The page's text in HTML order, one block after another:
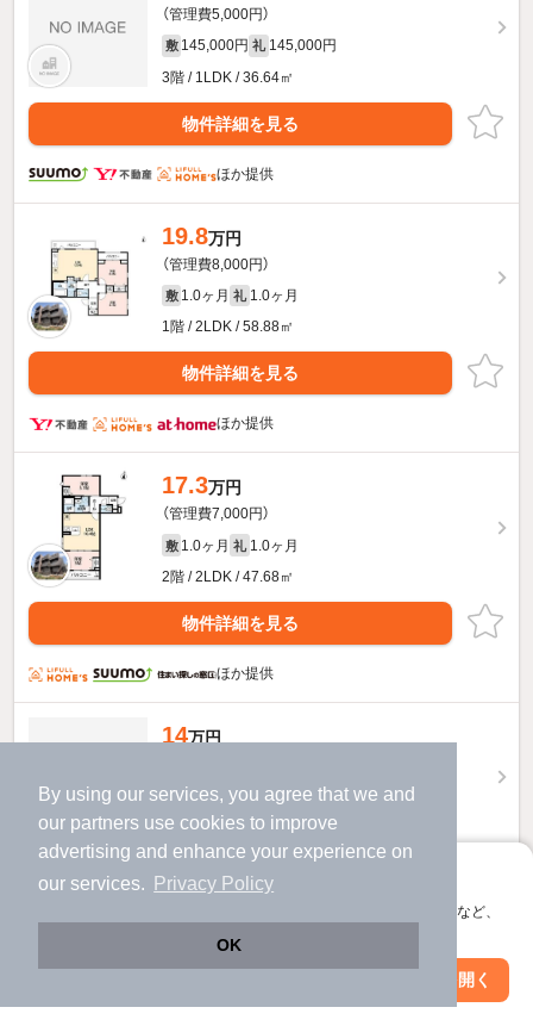
By using our services, you agree that we and
our partners use cookies to improve
advertising and enhance your experience on
our services.
Privacy Policy
OK
アプリに切り替えて、サクサクお部屋探し
会員登録なしですぐ使える。マップ検索やお気に入り保存など、
アプリを開く
（管理費5,000円）
敷 145,000円 礼 145,000円
3階 / 1LDK / 36.64㎡
物件詳細を見る
ほか提供
19.8万円
（管理費8,000円）
敷 1.0ヶ月 礼 1.0ヶ月
1階 / 2LDK / 58.88㎡
物件詳細を見る
ほか提供
17.3万円
（管理費7,000円）
敷 1.0ヶ月 礼 1.0ヶ月
2階 / 2LDK / 47.68㎡
物件詳細を見る
ほか提供
14万円
敷 140,000円 礼 140,000円
2階 / 1LDK / 36.96㎡
物件詳細を見る
ほか提供
絞り込み条件を変更